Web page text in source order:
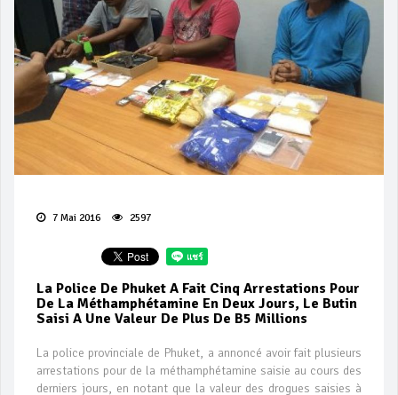
7 Mai 2016 2597
La Police De Phuket A Fait Cinq Arrestations Pour
De La Méthamphétamine En Deux Jours, Le Butin
Saisi A Une Valeur De Plus De B5 Millions
La police provinciale de Phuket, a annoncé avoir fait plusieurs
arrestations pour de la méthamphétamine saisie au cours des
derniers jours, en notant que la valeur des drogues saisies à